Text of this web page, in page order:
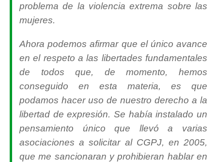
problema de la violencia extrema sobre las
mujeres.
Ahora podemos afirmar que el único avance
en el respeto a las libertades fundamentales
de todos que, de momento, hemos
conseguido en esta materia, es que
podamos hacer uso de nuestro derecho a la
libertad de expresión. Se había instalado un
pensamiento único que llevó a varias
asociaciones a solicitar al CGPJ, en 2005,
que me sancionaran y prohibieran hablar en